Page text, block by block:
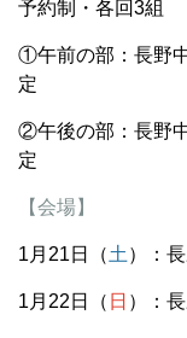
予約制・各回3組
①午前の部：長野
定
②午後の部：長野
定
【会場】
1月21日（土 ）：
1月22日（ 日 ）：